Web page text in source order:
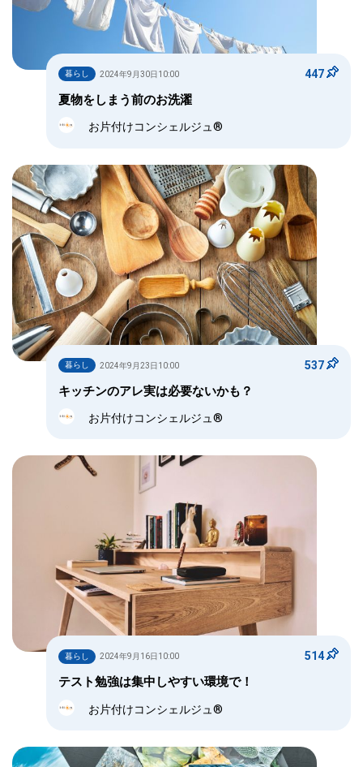
暮らし 2024年9月30日10:00 447
夏物をしまう前のお洗濯
お片付けコンシェルジュ®
暮らし 2024年9月23日10:00 537
キッチンのアレ実は必要ないかも？
お片付けコンシェルジュ®
暮らし 2024年9月16日10:00 514
テスト勉強は集中しやすい環境で！
お片付けコンシェルジュ®